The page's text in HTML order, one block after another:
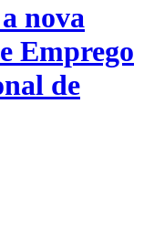
nova
Emprego
de